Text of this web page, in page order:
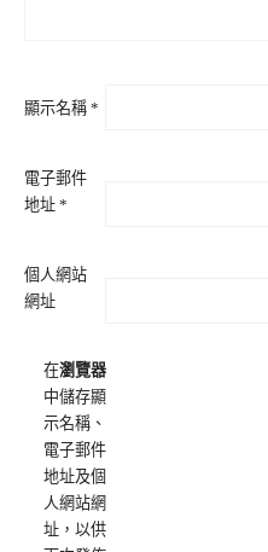
顯示名稱 *
電子郵件
地址 *
個人網站
網址
在瀏覽器
中儲存顯
示名稱、
電子郵件
地址及個
人網站網
址，以供